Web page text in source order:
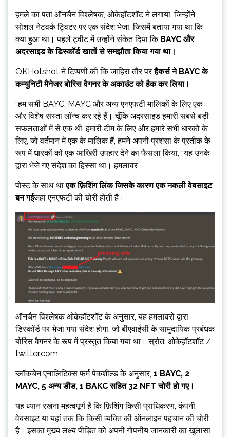
हमले का पता ऑनचैन विश्लेषक, ओकेहॉटशॉट ने लगाया, जिन्होंने
सोशल नेटवर्क ट्विटर पर एक संदेश भेजा, जिसमें बताया गया था कि
क्या हुआ था। पहले ट्वीट में उन्होंने संकेत दिया कि BAYC और
अदरसाइड के डिस्कॉर्ड खातों से समझौता किया गया था।
OKHotshot ने टिप्पणी की कि जाहिरा तौर परहैकर्स ने BAYC के
कम्युनिटी मैनेजर बोरिस वैगनर के अकाउंट को हैक कर लिया।
“हम सभी BAYC, MAYC और अन्य एनएफटी मालिकों के लिए एक
और विशेष सस्ता लॉन्च कर रहे हैं। चूँकि अदरसाइड हमारी सबसे बड़ी
सफलताओं में से एक थी, हमारी टीम के लिए और हमारे सभी धारकों के
लिए, जो वर्तमान में एक के मालिक हैं, हमने अपनी प्रशंसा के प्रतीक के
रूप में धारकों को एक आखिरी उपहार देने का फैसला किया, “यह उनके
द्वारा भेजे गए संदेश का हिस्सा था। हमलावर
पोस्ट के साथ थाएक फ़िशिंग लिंक जिसके कारण एक नकली वेबसाइट
बन गईजहां एनएफटी की चोरी होती है।
ऑनचैन विश्लेषक ओकेहॉटशॉट के अनुसार, यह हमलावरों द्वारा
डिस्कॉर्ड पर भेजा गया संदेश होगा, जो बीएवाईसी के सामुदायिक प्रबंधक
बोरिस वैगनर के रूप में प्रस्तुत किया गया था। स्रोत: ओकेहॉटशॉट /
twitter.com
ब्लॉकचेन एनालिटिक्स फर्म पेकशील्ड के अनुसार, 1 BAYC, 2
MAYC, 5 अन्य डीड, 1 BAKC सहित 32 NFT चोरी हो गए।
यह ध्यान रखना महत्वपूर्ण है कि फ़िशिंग किसी प्राधिकरण, कंपनी,
वेबसाइट या यहां तक ​​कि किसी व्यक्ति की ऑनलाइन पहचान की चोरी
है। इसका मुख्य लक्ष्य पीड़ित को अपनी गोपनीय जानकारी का खुलासा